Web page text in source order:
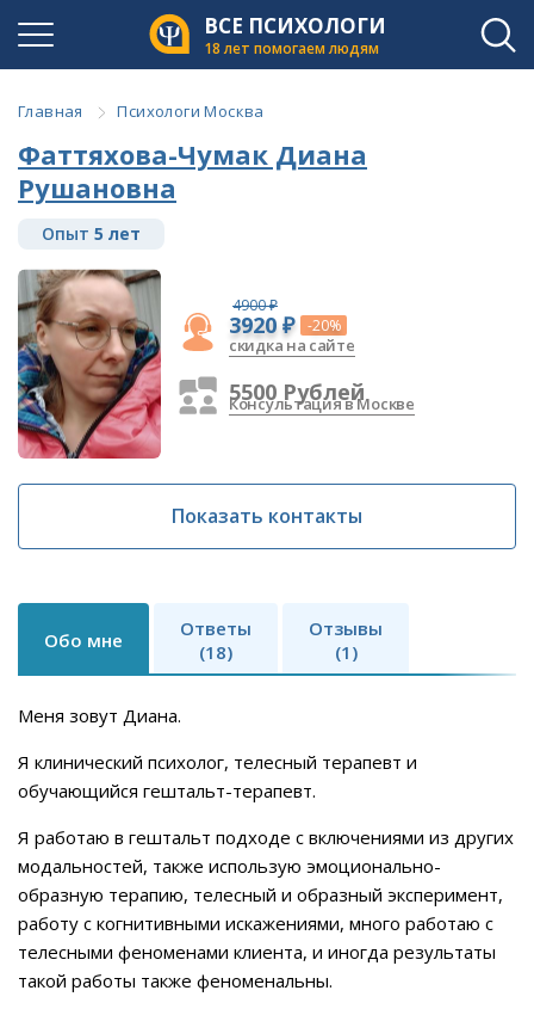
ВСЕ ПСИХОЛОГИ
18 лет помогаем людям
Главная Психологи Москва
Фаттяхова-Чумак Диана
Рушановна
Опыт 5 лет
4900 ₽
3920 ₽ -20%
скидка на сайте
5500 Рублей
Консультация в Москве
Показать контакты
Обо мне
Ответы
(18)
Отзывы
(1)
Меня зовут Диана.
Я клинический психолог, телесный терапевт и
обучающийся гештальт-терапевт.
Я работаю в гештальт подходе с включениями из других
модальностей, также использую эмоционально-
образную терапию, телесный и образный эксперимент,
работу с когнитивными искажениями, много работаю с
телесными феноменами клиента, и иногда результаты
такой работы также феноменальны.